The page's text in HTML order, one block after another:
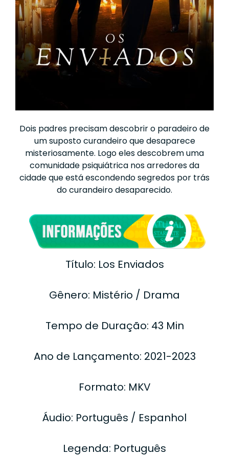
Dois padres precisam descobrir o paradeiro de
um suposto curandeiro que desaparece
misteriosamente. Logo eles descobrem uma
comunidade psiquiátrica nos arredores da
cidade que está escondendo segredos por trás
do curandeiro desaparecido.
Título: Los Enviados
Gênero: Mistério / Drama
Tempo de Duração: 43 Min
Ano de Lançamento: 2021-2023
Formato: MKV
Áudio: Português / Espanhol
Legenda: Português